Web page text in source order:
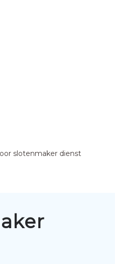
slotenmaker dienst